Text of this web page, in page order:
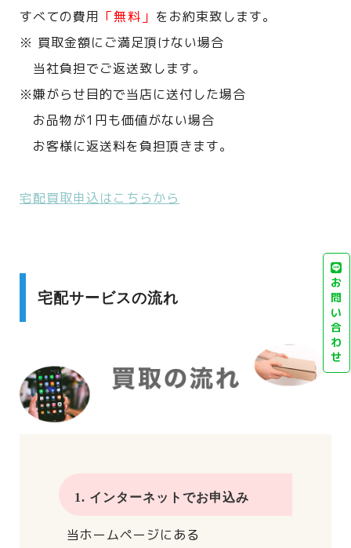
すべての費用 「無料」 をお約束致します。
※ 買取金額にご満足頂けない場合
当社負担でご返送致します。
※嫌がらせ目的で当店に送付した場合
お品物が1円も価値がない場合
お客様に返送料を負担頂きます。
宅配買取申込はこちらから
宅配サービスの流れ
1. インターネットでお申込み
当ホームページにある
お
問
い
合
わ
せ